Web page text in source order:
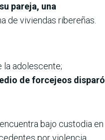
pareja, una
de viviendas ribereñas.
la adolescente;
de forcejeos disparó
bajo custodia en
por violencia